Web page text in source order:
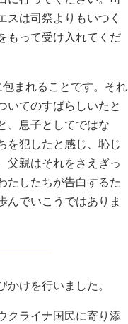
スは司祭よりもいつく
もって受け入れてくだ
まれることです。それ
いてのすばらしいたと
、息子としてではな
を犯したと感じ、恥じ
父親はそれをさえぎっ
たしたちが告白するた
んでいこうではありま
けを行いました。
クライナ国民に寄り添